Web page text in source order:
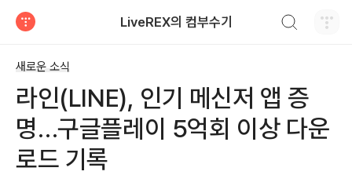
LiveREX의 컴부수기
새로운 소식
라인(LINE), 인기 메신저 앱 증
명…구글플레이 5억회 이상 다운
로드 기록